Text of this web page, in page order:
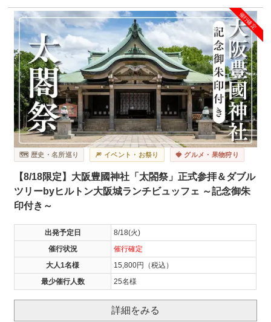
催行確定
🗺️ 歴史・名所巡り 🎆 イベント・お祭り 🍓 グルメ・果物狩り
【8/18限定】大阪豊國神社「太閤祭」正式参拝＆ダブル
ツリーbyヒルトン大阪城ランチビュッフェ ～記念御朱
印付き～
出発予定日
8/18(火)
催行状況
催行確定
大人1名様
15,800円（税込）
最少催行人数
25名様
詳細をみる